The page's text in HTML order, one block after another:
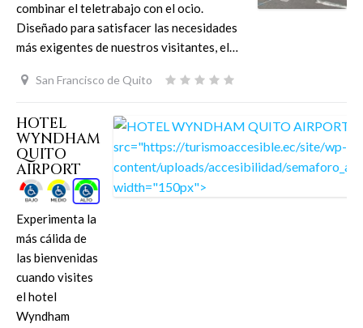
combinar el teletrabajo con el ocio.
Diseñado para satisfacer las necesidades
más exigentes de nuestros visitantes, el…
San Francisco de Quito
HOTEL
WYNDHAM
QUITO
AIRPORT
Experimenta la
más cálida de
las bienvenidas
cuando visites
el hotel
Wyndham